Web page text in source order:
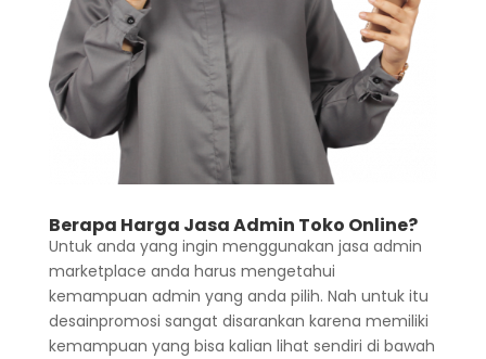
Berapa Harga Jasa Admin Toko Online?
Untuk anda yang ingin menggunakan jasa admin
marketplace anda harus mengetahui
kemampuan admin yang anda pilih. Nah untuk itu
desainpromosi sangat disarankan karena memiliki
kemampuan yang bisa kalian lihat sendiri di bawah